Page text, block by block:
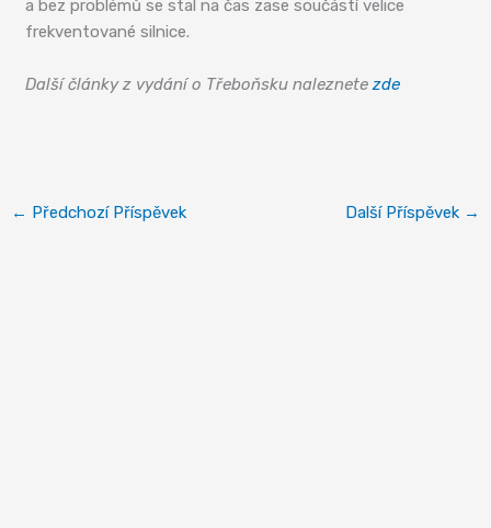
a bez problémů se stal na čas zase součástí velice
frekventované silnice.
Další články z vydání o Třeboňsku naleznetezde
← Předchozí Příspěvek Další Příspěvek →